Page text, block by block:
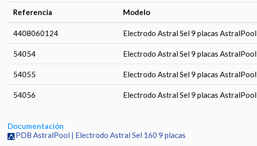
Referencia Modelo
4408060124 Electrodo Astral Sel 9 placas AstralPool
54054 Electrodo Astral Sel 9 placas AstralPool
54055 Electrodo Astral Sel 9 placas AstralPool
54056 Electrodo Astral Sel 9 placas AstralPool
Documentación
PDB AstralPool | Electrodo Astral Sel 160 9 placas